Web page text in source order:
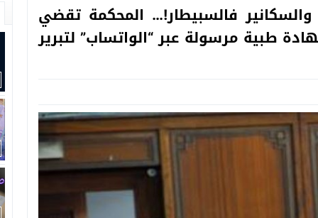
والسكانير فالسبيطار!… المحكمة تقضي
طبية مرسولة عبر “الواتساب” لتبرير